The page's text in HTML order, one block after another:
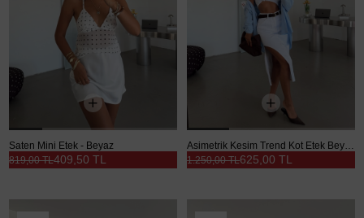
Saten Mini Etek - Beyaz
409,50 TL
819,00 TL 625,00 TL
1.250,00 TL